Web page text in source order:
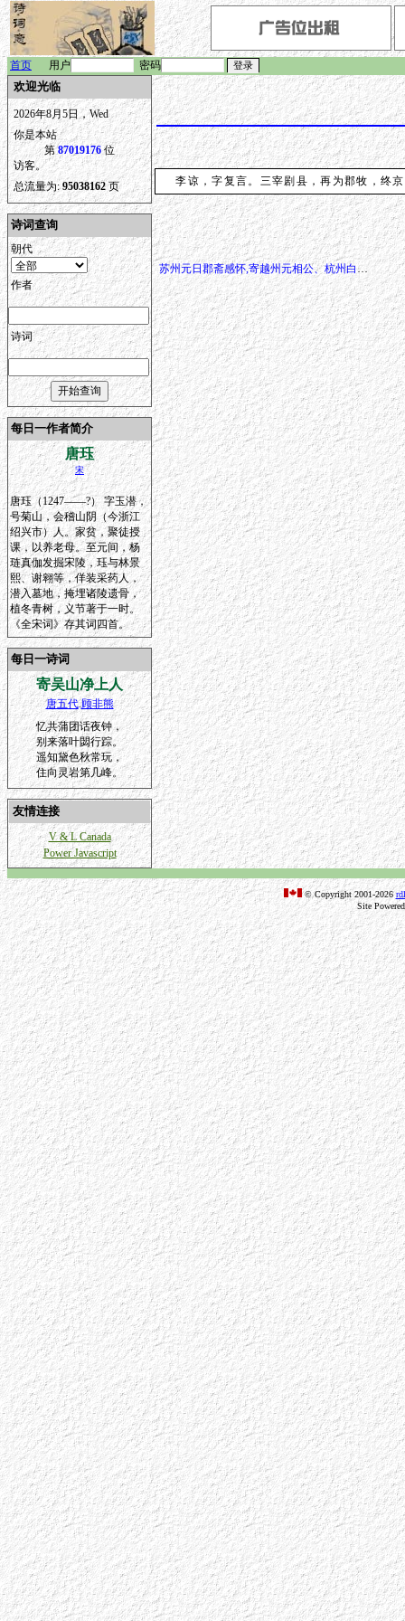
首页 用户 密码
欢迎光临
2026年8月5日，Wed
你是本站
第87019176位
访客。
总流量为:95038162 页
诗词查询
朝代
作者
诗词
每日一作者简介
唐珏
宋
唐珏（1247——?） 字玉潜，
号菊山，会稽山阴（今浙江
绍兴市）人。家贫，聚徒授
课，以养老母。至元间，杨
琏真伽发掘宋陵，珏与林景
熙、谢翱等，佯装采药人，
潜入墓地，掩埋诸陵遗骨，
植冬青树，义节著于一时。
《全宋词》存其词四首。
每日一诗词
寄吴山净上人
唐五代.顾非熊
忆共蒲团话夜钟，
别来落叶閟行踪。
遥知黛色秋常玩，
住向灵岩第几峰。
友情连接
V & L Canada
Power Javascript
李谅，字复言。三宰剧县，再为郡牧，终
苏州元日郡斋感怀,寄越州元相公、杭州白舍人(称庆还乡郡吏归)
© Copyright 2001-2026
Site